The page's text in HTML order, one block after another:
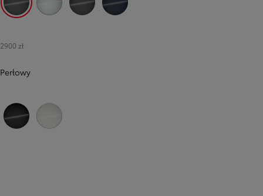
WA1 Land Breeze Green
2900 zł
Perłowy